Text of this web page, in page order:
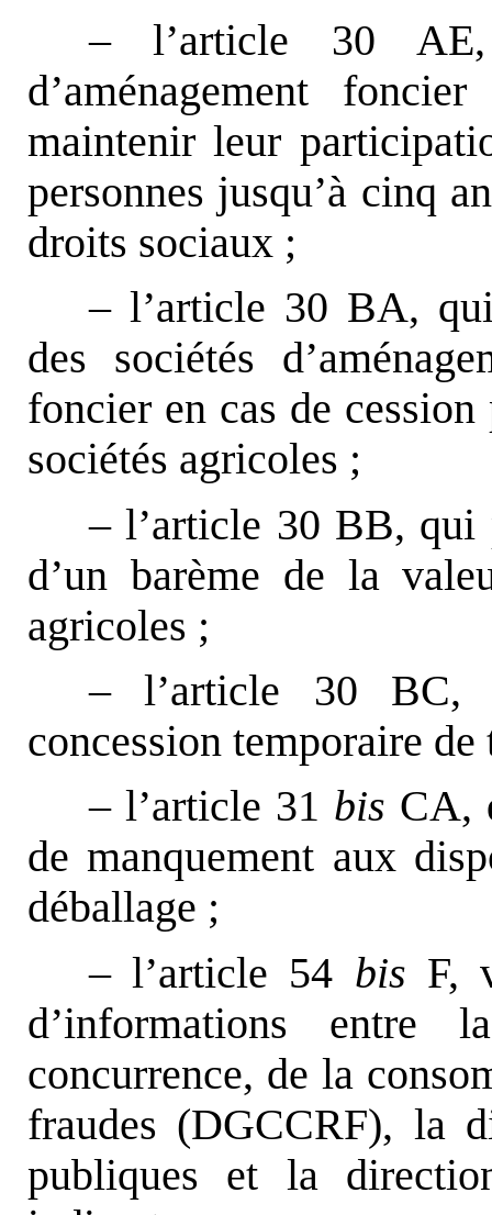
– l’article 30
d’aménagement
maintenir leur
personnes jusqu’à cinq
droits sociaux ;
– l’article 30 BA,
des sociétés
foncier en cas de
sociétés agricoles ;
– l’article 30 BB, qui
d’un barème de la
agricoles ;
– l’article 30 BC,
concession temporaire
– l’article 31 bis CA,
de manquement aux
déballage ;
– l’article 54 bis F,
d’informations entre
concurrence, de la
fraudes (DGCCRF), la
publiques et la